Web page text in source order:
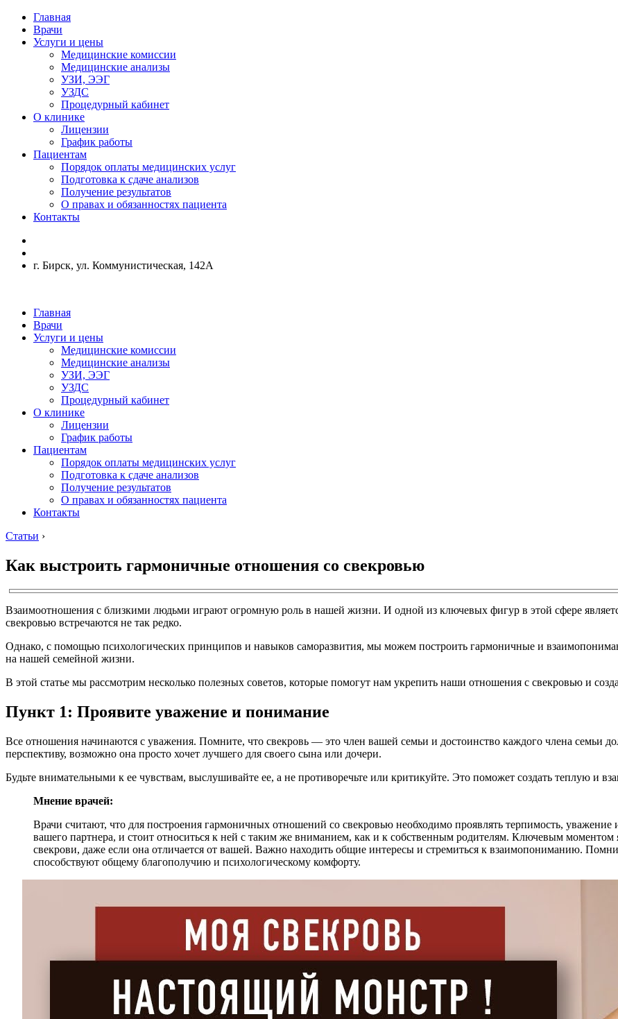
Главная
Врачи
Услуги и цены
Медицинские комиссии
Медицинские анализы
УЗИ, ЭЭГ
УЗДС
Процедурный кабинет
О клинике
Лицензии
График работы
Пациентам
Порядок оплаты медицинских услуг
Подготовка к сдаче анализов
Получение результатов
О правах и обязанностях пациента
Контакты
г. Бирск, ул. Коммунистическая, 142А
Главная
Врачи
Услуги и цены
Медицинские комиссии
Медицинские анализы
УЗИ, ЭЭГ
УЗДС
Процедурный кабинет
О клинике
Лицензии
График работы
Пациентам
Порядок оплаты медицинских услуг
Подготовка к сдаче анализов
Получение результатов
О правах и обязанностях пациента
Контакты
Статьи ›
Как выстроить гармоничные отношения со свекровью
Взаимоотношения с близкими людьми играют огромную роль в нашей жизни. И одной из ключевых фигур в этой сфере
свекровью встречаются не так редко.
Однако, с помощью психологических принципов и навыков саморазвития, мы можем построить гармоничные и
на нашей семейной жизни.
В этой статье мы рассмотрим несколько полезных советов, которые помогут нам укрепить наши отношения с свекровью и
Пункт 1: Проявите уважение и понимание
Все отношения начинаются с уважения. Помните, что свекровь — это член вашей семьи и достоинство каждого члена семьи
перспективу, возможно она просто хочет лучшего для своего сына или дочери.
Будьте внимательными к ее чувствам, выслушивайте ее, а не противоречьте или критикуйте. Это поможет создать теплую и
Мнение врачей:
Врачи считают, что для построения гармоничных отношений со свекровью необходимо проявлять терпимость,
вашего партнера, и стоит относиться к ней с таким же вниманием, как и к собственным родителям. Ключевым моментом
свекрови, даже если она отличается от вашей. Важно находить общие интересы и стремиться к взаимопониманию.
способствуют общему благополучию и психологическому комфорту.